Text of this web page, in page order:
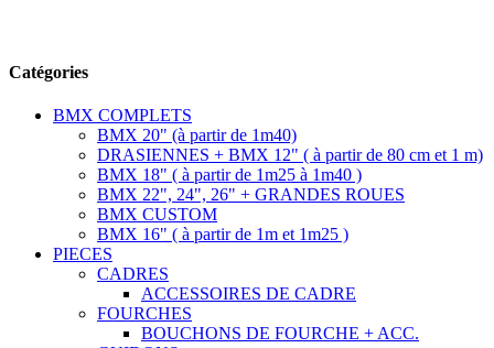
Catégories
BMX COMPLETS
BMX 20" (à partir de 1m40)
DRASIENNES + BMX 12" ( à partir de 80 cm et 1 m)
BMX 18" ( à partir de 1m25 à 1m40 )
BMX 22", 24", 26" + GRANDES ROUES
BMX CUSTOM
BMX 16" ( à partir de 1m et 1m25 )
PIECES
CADRES
ACCESSOIRES DE CADRE
FOURCHES
BOUCHONS DE FOURCHE + ACC.